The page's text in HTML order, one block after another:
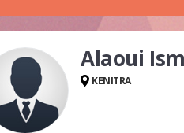
Alaoui
KENITRA